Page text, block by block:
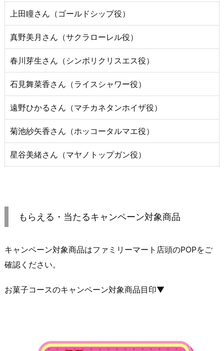
上田瞳さん（ゴールドシップ役）
真野美月さん（サクラローレル役）
春川芽生さん（シンボリクリスエス役）
石見舞菜香さん（ライスシャワー役）
遠野ひかるさん（マチカネタンホイザ役）
菊池紗矢香さん（ホッコータルマエ役）
星谷美緒さん（マヤノトップガン役）
もらえる・当たるキャンペーン対象商品
キャンペーン対象商品はファミリーマート店頭のPOPをご
確認ください。
お菓子コースのキャンペーン対象商品目印▼